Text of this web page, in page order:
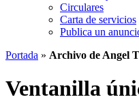
Circulares
Carta de servicios
Publica un
Portada » Archivo de Angel
Ventanilla